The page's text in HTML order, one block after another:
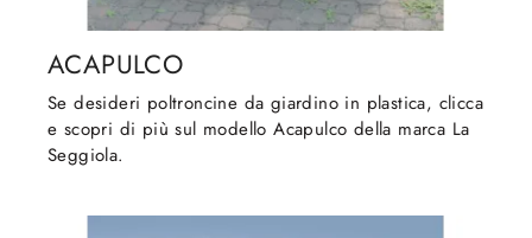
ACAPULCO
Se desideri poltroncine da giardino in plastica, clicca
e scopri di più sul modello Acapulco della marca La
Seggiola.